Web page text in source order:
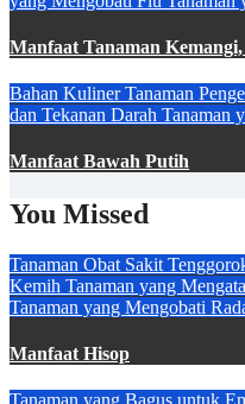
Manfaat Tanaman
Bahan KulinerTanaman
dan Tekanan Darah Tanaman
Manfaat Bawah Putih
You Missed
Tanaman Obat Sakit
Kemih Tanaman yang
Tanaman yang Mengobati
Manfaat Hisop